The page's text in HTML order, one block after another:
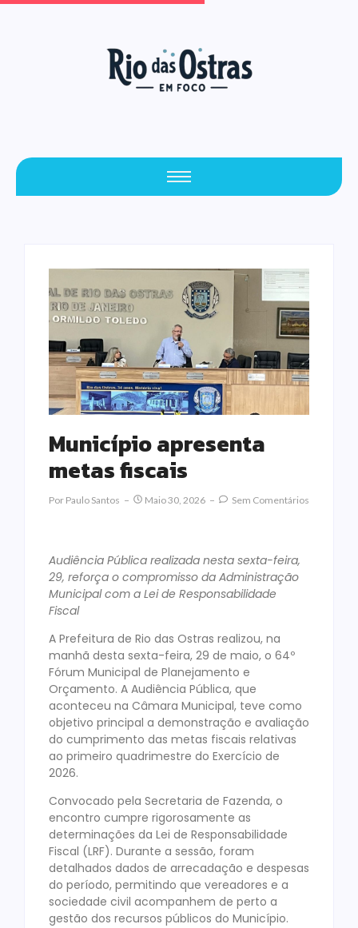
Município apresenta
metas fiscais
Por Paulo Santos Maio 30, 2026 Sem Comentários
Audiência Pública realizada nesta sexta-feira,
29, reforça o compromisso da Administração
Municipal com a Lei de Responsabilidade
Fiscal
A Prefeitura de Rio das Ostras realizou, na
manhã desta sexta-feira, 29 de maio, o 64º
Fórum Municipal de Planejamento e
Orçamento. A Audiência Pública, que
aconteceu na Câmara Municipal, teve como
objetivo principal a demonstração e avaliação
do cumprimento das metas fiscais relativas
ao primeiro quadrimestre do Exercício de
2026.
Convocado pela Secretaria de Fazenda, o
encontro cumpre rigorosamente as
determinações da Lei de Responsabilidade
Fiscal (LRF). Durante a sessão, foram
detalhados dados de arrecadação e despesas
do período, permitindo que vereadores e a
sociedade civil acompanhem de perto a
gestão dos recursos públicos do Município.